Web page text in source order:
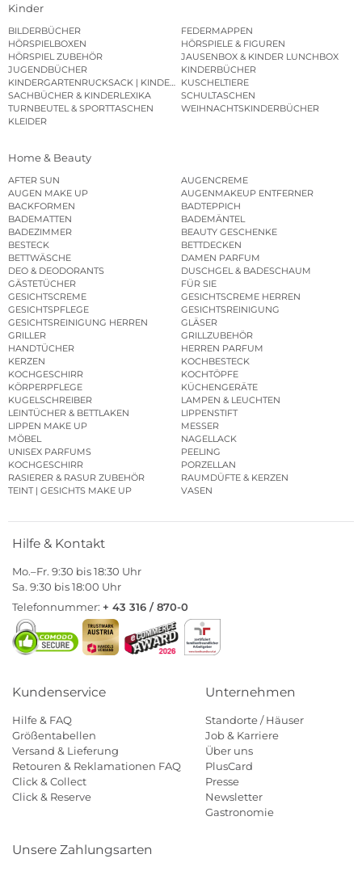
Kinder
BILDERBÜCHER
FEDERMAPPEN
HÖRSPIELBOXEN
HÖRSPIELE & FIGUREN
HÖRSPIEL ZUBEHÖR
JAUSENBOX & KINDER LUNCHBOX
JUGENDBÜCHER
KINDERBÜCHER
KINDERGARTENRUCKSACK | KINDERGARTENBEUTEL
KUSCHELTIERE
SACHBÜCHER & KINDERLEXIKA
SCHULTASCHEN
TURNBEUTEL & SPORTTASCHEN
WEIHNACHTSKINDERBÜCHER
KLEIDER
Home & Beauty
AFTER SUN
AUGENCREME
AUGEN MAKE UP
AUGENMAKEUP ENTFERNER
BACKFORMEN
BADTEPPICH
BADEMATTEN
BADEMÄNTEL
BADEZIMMER
BEAUTY GESCHENKE
BESTECK
BETTDECKEN
BETTWÄSCHE
DAMEN PARFUM
DEO & DEODORANTS
DUSCHGEL & BADESCHAUM
GÄSTETÜCHER
FÜR SIE
GESICHTSCREME
GESICHTSCREME HERREN
GESICHTSPFLEGE
GESICHTSREINIGUNG
GESICHTSREINIGUNG HERREN
GLÄSER
GRILLER
GRILLZUBEHÖR
HANDTÜCHER
HERREN PARFUM
KERZEN
KOCHBESTECK
KOCHGESCHIRR
KOCHTÖPFE
KÖRPERPFLEGE
KÜCHENGERÄTE
KUGELSCHREIBER
LAMPEN & LEUCHTEN
LEINTÜCHER & BETTLAKEN
LIPPENSTIFT
LIPPEN MAKE UP
MESSER
MÖBEL
NAGELLACK
UNISEX PARFUMS
PEELING
KOCHGESCHIRR
PORZELLAN
RASIERER & RASUR ZUBEHÖR
RAUMDÜFTE & KERZEN
TEINT | GESICHTS MAKE UP
VASEN
Hilfe & Kontakt
Mo.–Fr. 9:30 bis 18:30 Uhr
Sa. 9:30 bis 18:00 Uhr
Telefonnummer: + 43 316 / 870-0
Kundenservice
Hilfe & FAQ
Größentabellen
Versand & Lieferung
Retouren & Reklamationen FAQ
Click & Collect
Click & Reserve
Unternehmen
Standorte / Häuser
Job & Karriere
Über uns
PlusCard
Presse
Newsletter
Gastronomie
Unsere Zahlungsarten